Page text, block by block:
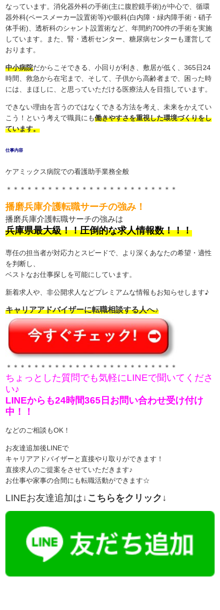
なっています。消化器外科の手術(主に腹腔鏡手術)が中心で、循環
器外科(ペースメーカー設置術等)や眼科(白内障・緑内障手術・硝子
体手術)、透析科のシャント設置術など、年間約700件の手術を実施
しています。また、腎・透析センター、糖尿病センターも運営して
おります。
中小病院だからこそできる、小回りが利き、敷居が低く、365日24
時間、救急から在宅まで、そして、子供から高齢者まで、困った時
には、まほしに、と思っていただける医療法人を目指しています。
できない理由を言うのではなくできる方法を考え、未来をかえてい
こう！という考えで職員にも働きやすさを重視した環境づくりをし
ています。
仕事内容
ケアミックス病院での看護助手業務全般
＊＊＊＊＊＊＊＊＊＊＊＊＊＊＊＊＊＊＊＊＊＊＊＊＊
播磨兵庫介護転職サーチの強み！
播磨兵庫介護転職サーチの強みは
兵庫県最大級！！圧倒的な求人情報数！！！
専任の担当者が対応力とスピードで、より深くあなたの希望・適性
を判断し、
ベストなお仕事探しを可能にしています。
新着求人や、非公開求人などプレミアムな情報もお知らせします♪
キャリアアドバイザーに転職相談する人へ♪
＊＊＊＊＊＊＊＊＊＊＊＊＊＊＊＊＊＊＊＊＊＊＊＊＊
ちょっとした質問でも気軽にLINEで聞いてくださ
い♪
LINEからも24時間365日お問い合わせ受け付け
中！！
などのご相談もOK！
お友達追加後LINEで
キャリアアドバイザーと直接やり取りができます！
直接求人のご提案をさせていただきます♪
お仕事や家事の合間にも転職活動ができます☆
LINEお友達追加は↓こちらをクリック↓